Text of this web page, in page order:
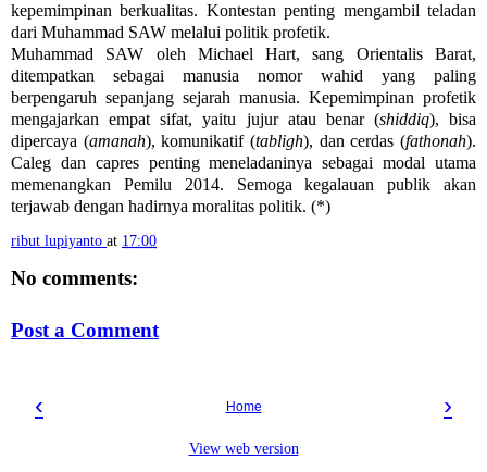
kepemimpinan berkualitas. Kontestan penting mengambil teladan
dari Muhammad SAW melalui politik profetik.
Muhammad SAW oleh Michael Hart, sang Orientalis Barat,
ditempatkan sebagai manusia nomor wahid yang paling
berpengaruh sepanjang sejarah manusia. Kepemimpinan profetik
mengajarkan empat sifat, yaitu jujur atau benar (shiddiq), bisa
dipercaya (amanah), komunikatif (tabligh), dan cerdas (fathonah).
Caleg dan capres penting meneladaninya sebagai modal utama
memenangkan Pemilu 2014. Semoga kegalauan publik akan
terjawab dengan hadirnya moralitas politik. (*)
ribut lupiyanto at 17:00
No comments:
Post a Comment
‹ ›
Home
View web version